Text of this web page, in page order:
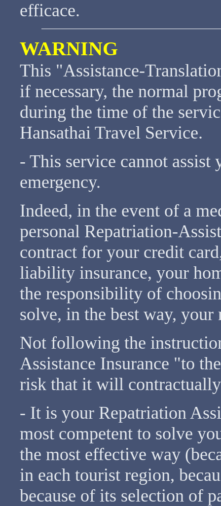
efficace.
WARNING
This "Assistance-
if necessary, the normal
during the time of the
Hansathai Travel Service.
- This service cannot
emergency.
Indeed, in the event of a
personal Repatriation-
contract for your credit
liability insurance, your
the responsibility of
solve, in the best way,
Not following the
Assistance Insurance "to
risk that it will
- It is your Repatriation
most competent to solve
the most effective way
in each tourist region,
because of its selection of